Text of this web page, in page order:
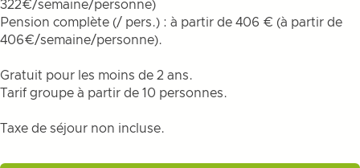
322€/semaine/personne)
Pension complète (/ pers.) : à partir de 406 € (à partir de
406€/semaine/personne).
Gratuit pour les moins de 2 ans.
Tarif groupe à partir de 10 personnes.
Taxe de séjour non incluse.